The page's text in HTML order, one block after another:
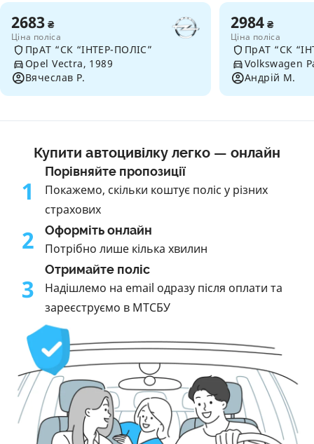
2683 ₴
Ціна поліса
ПрАТ “СК “ІНТЕР-ПОЛІС”
Opel Vectra, 1989
Вячеслав Р.
2984 ₴
Ціна поліса
ПрАТ “СК
Volkswagen
Андрій М.
Купити автоцивілку легко — онлайн
1
Порівняйте пропозиції
Покажемо, скільки коштує поліс у різних
страхових
2 Оформіть онлайн
Потрібно лише кілька хвилин
3
Отримайте поліс
Надішлемо на email одразу після оплати та
зареєструємо в МТСБУ